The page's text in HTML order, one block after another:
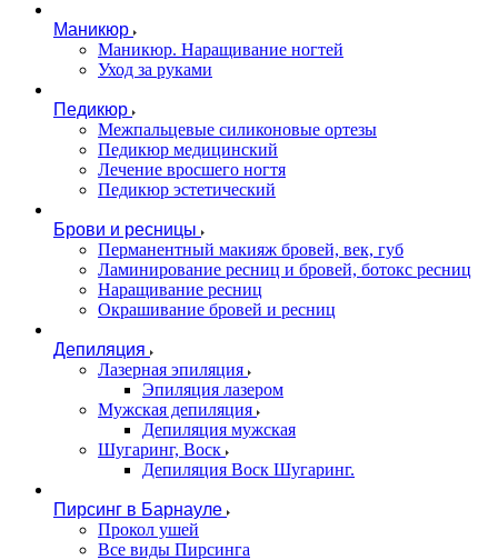
Маникюр
Маникюр. Наращивание ногтей
Уход за руками
Педикюр
Межпальцевые силиконовые ортезы
Педикюр медицинский
Лечение вросшего ногтя
Педикюр эстетический
Брови и ресницы
Перманентный макияж бровей, век, губ
Ламинирование ресниц и бровей, бoтoкс ресниц
Наращивание ресниц
Окрашивание бровей и ресниц
Депиляция
Лазерная эпиляция
Эпиляция лазером
Мужская депиляция
Депиляция мужская
Шугаринг, Воск
Депиляция Воск Шугаринг.
Пирсинг в Барнауле
Прокол ушей
Все виды Пирсинга